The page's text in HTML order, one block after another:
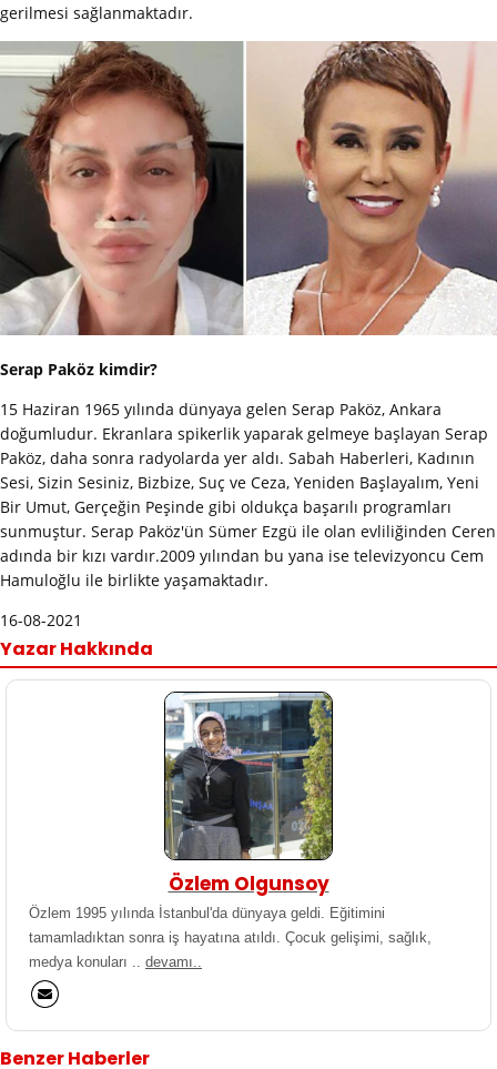
gerilmesi sağlanmaktadır.
Serap Paköz kimdir?
15 Haziran 1965 yılında dünyaya gelen Serap Paköz, Ankara
doğumludur. Ekranlara spikerlik yaparak gelmeye başlayan Serap
Paköz, daha sonra radyolarda yer aldı. Sabah Haberleri, Kadının
Sesi, Sizin Sesiniz, Bizbize, Suç ve Ceza, Yeniden Başlayalım, Yeni
Bir Umut, Gerçeğin Peşinde gibi oldukça başarılı programları
sunmuştur. Serap Paköz'ün Sümer Ezgü ile olan evliliğinden Ceren
adında bir kızı vardır.2009 yılından bu yana ise televizyoncu Cem
Hamuloğlu ile birlikte yaşamaktadır.
16-08-2021
Yazar Hakkında
Özlem Olgunsoy
Özlem 1995 yılında İstanbul'da dünyaya geldi. Eğitimini
tamamladıktan sonra iş hayatına atıldı. Çocuk gelişimi, sağlık,
medya konuları .. devamı..
Benzer Haberler